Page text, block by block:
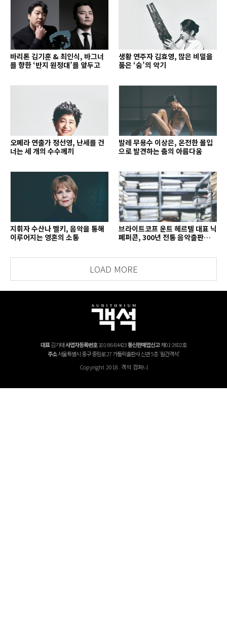
바리톤 김기훈 & 최인식, 바그너
를 향한 ‘반지 원정대’를 앞두고
생황 연주자 김효영, 많은 비밀을
품은 ‘숨’의 악기
오페라 연출가 정선영, 난세를 건
너는 세 개의 수수께끼
발레 무용수 이상은, 온전한 몰입
으로 발견하는 춤의 아름다움
지휘자 수산나 멜키, 음악을 통해
이루어지는 영혼의 소통
브라이트코프 운트 헤르텔 대표 닉
페퍼콘, 300년 전통 음악출판사의
LOAD MORE
대표김기태사업자등록번호101-86-84423통신판매업신고제01-2602호
주소서울특별시 중구 중림로 27 가톨릭출판사 신관 5층 '월간객석'
Copyright 2018. 객석 컴퍼니